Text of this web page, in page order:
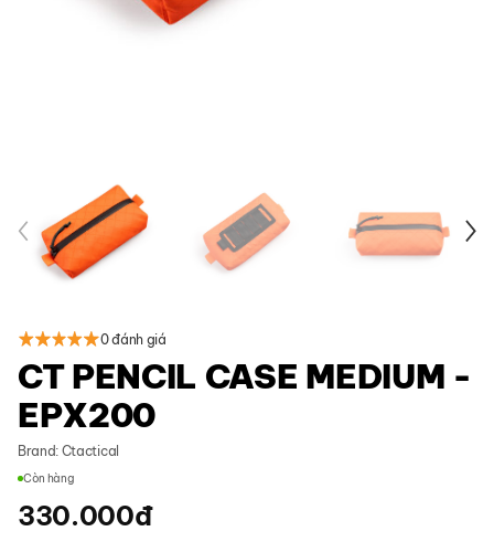
0 đánh giá
CT PENCIL CASE MEDIUM -
EPX200
Brand: Ctactical
Còn hàng
330.000đ